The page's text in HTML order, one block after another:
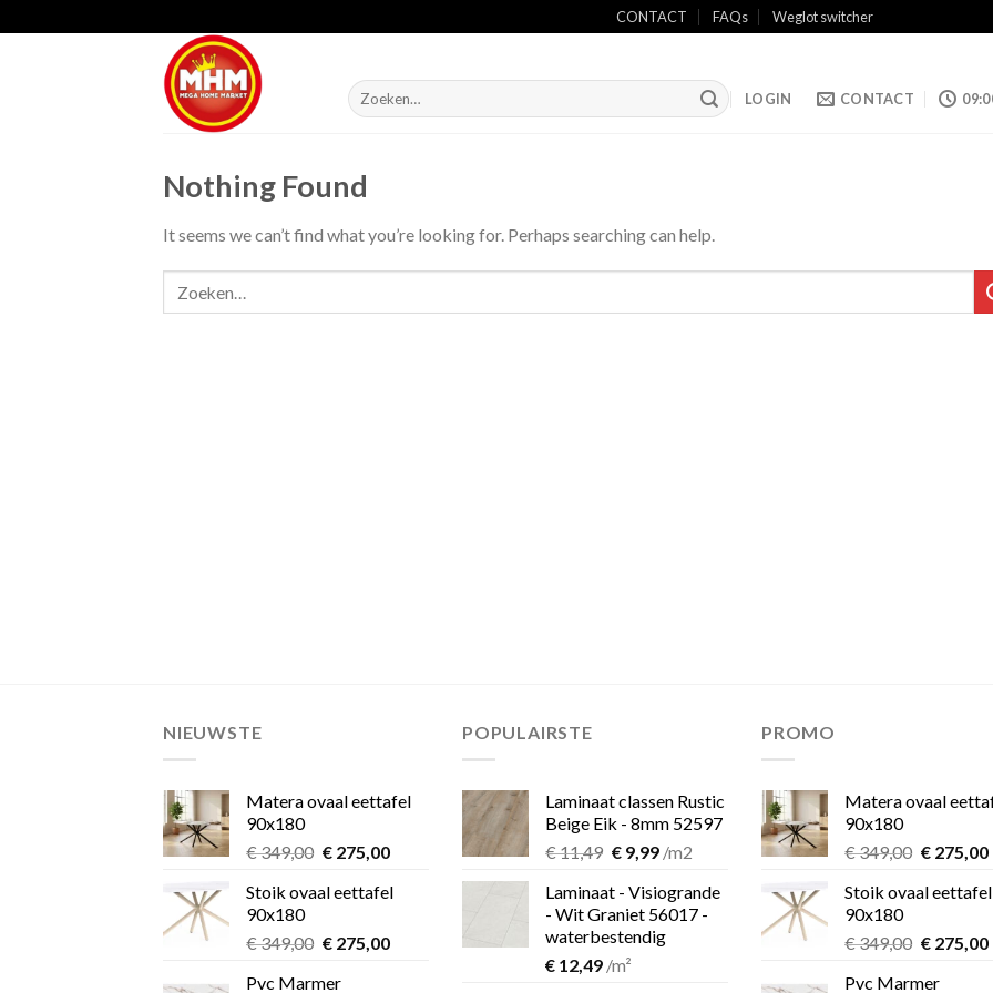
to
CONTACT FAQs Weglot switcher
Zoeken
naar:
LOGIN CONTACT
Nothing Found
It seems we can’t find what you’re looking for. Perhaps searching can help.
NIEUWSTE
Matera ovaal eettafel
90x180
€349,00 Oorspronkelijke
was:
€275,00Huidige
is:
Stoik ovaal eettafel
90x180
€349,00 Oorspronkelijke
was:
€275,00Huidige
Pvc Marmer
POPULAIRSTE
Laminaat classen Rustic
Beige Eik - 8mm 52597
€11,49 Oorspronkelijke
was:
€ 11,49.
€9,99Huidige
is:
€ 9,99.
/m2
Laminaat - Visiogrande
- Wit Graniet 56017 -
waterbestendig
€ 12,49 /m²
PROMO
Matera ovaal
90x180
€349,00
was:
€275,00
is:
Stoik ovaal eettafel
90x180
€349,00
was:
€275,00
Pvc Marmer